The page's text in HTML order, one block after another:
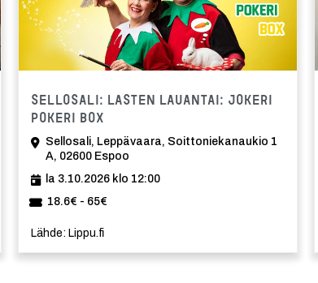
Sellosali: Lasten lauantai: Jokeri
Pokeri Box
Sellosali, Leppävaara, Soittoniekanaukio 1
A, 02600 Espoo
la 3.10.2026 klo 12:00
18.6€ - 65€
Lähde: Lippu.fi